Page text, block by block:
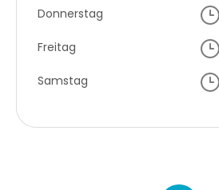
Donnerstag
Freitag
Samstag